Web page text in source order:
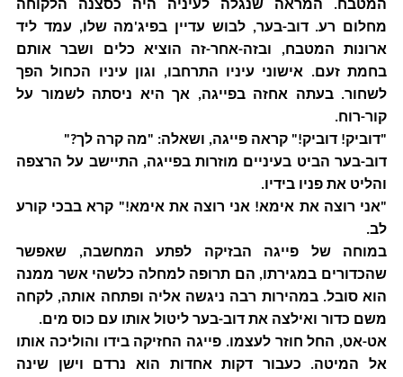
המטבח. המראה שנגלה לעיניה היה כסצנה הלקוחה
מחלום רע. דוב-בער, לבוש עדיין בפיג'מה שלו, עמד ליד
ארונות המטבח, ובזה-אחר-זה הוציא כלים ושבר אותם
בחמת זעם. אישוני עיניו התרחבו, וגון עיניו הכחול הפך
לשחור. בעתה
אחזה בפייגה, אך היא ניסתה לשמור על
קור-רוח.
"דוביק! דוביק!" קראה פייגה, ושאלה: "מה קרה לך?"
דוב-בער הביט בעיניים מוזרות בפייגה, התיישב על הרצפה
והליט את פניו בידיו.
"אני רוצה את אימא! אני רוצה את אימא!" קרא בבכי קורע
לב.
במוחה של פייגה הבזיקה לפתע המחשבה, שאפשר
שהכדורים במגירתו, הם תרופה למחלה כלשהי אשר ממנה
הוא סובל. במהירות רבה ניגשה אליה ופתחה אותה, לקחה
משם כדור ואילצה את דוב-בער ליטול אותו עם כוס מים.
אט-אט, החל חוזר לעצמו. פייגה החזיקה בידו והוליכה אותו
אל המיטה. כעבור דקות אחדות הוא נרדם וישן שינה